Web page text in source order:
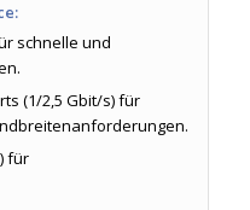
schnelle und
(1/2,5 Gbit/s) für
für